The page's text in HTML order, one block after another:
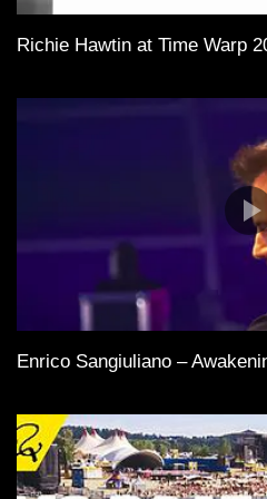
Richie Hawtin at Time Warp
Enrico Sangiuliano –